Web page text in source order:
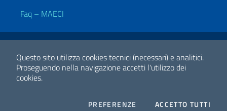
Questo sito utilizza cookies tecnici (necessari) e analitici.
Proseguendo nella navigazione accetti l'utilizzo dei
cookies.
PREFERENZE COOKIESACCETTO TUTTI
Faq – MAECI
Link Utili